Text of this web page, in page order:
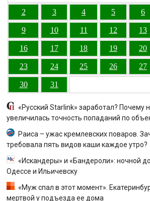
2 3 4 5 6
9 10 11 12 13
16 17 18 19 20
23 24 25 26 27
30 31
«Русский Starlink» заработал? Почему
увеличилась точность попаданий по
Раиса – ужас кремлевских поваров.
требовала пять видов каши каждое утро?
«Искандеры» и «Бандероли»: ночной
Одессе и Ильичевску
«Муж спал в этот момент».
мертвой у подъезда ее дома